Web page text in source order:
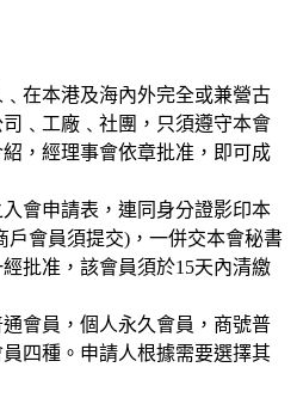
在本港及海內外完全或兼營古
﹑工廠﹑社團，只須遵守本會
，經理事會依章批准，即可成
會申請表，連同身分證影印本
戶會員須提交)，一併交本會秘書
批准，該會員須於15天內清繳
會員，個人永久會員，商號普
四種。申請人根據需要選擇其